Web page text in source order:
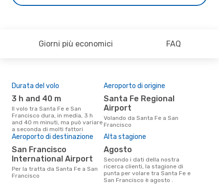
Giorni più economici FAQ
Durata del volo
3 h and 40 m
Il volo tra Santa Fe e San
Francisco dura, in media, 3 h
and 40 m minuti, ma può variare
a seconda di molti fattori
Aeroporto di origine
Santa Fe Regional
Airport
Volando da Santa Fe a San
Francisco
Aeroporto di destinazione
San Francisco
International Airport
Per la tratta da Santa Fe a San
Francisco
Alta stagione
agosto
Secondo i dati della nostra
ricerca clienti, la stagione di
punta per volare tra Santa Fe e
San Francisco è agosto .